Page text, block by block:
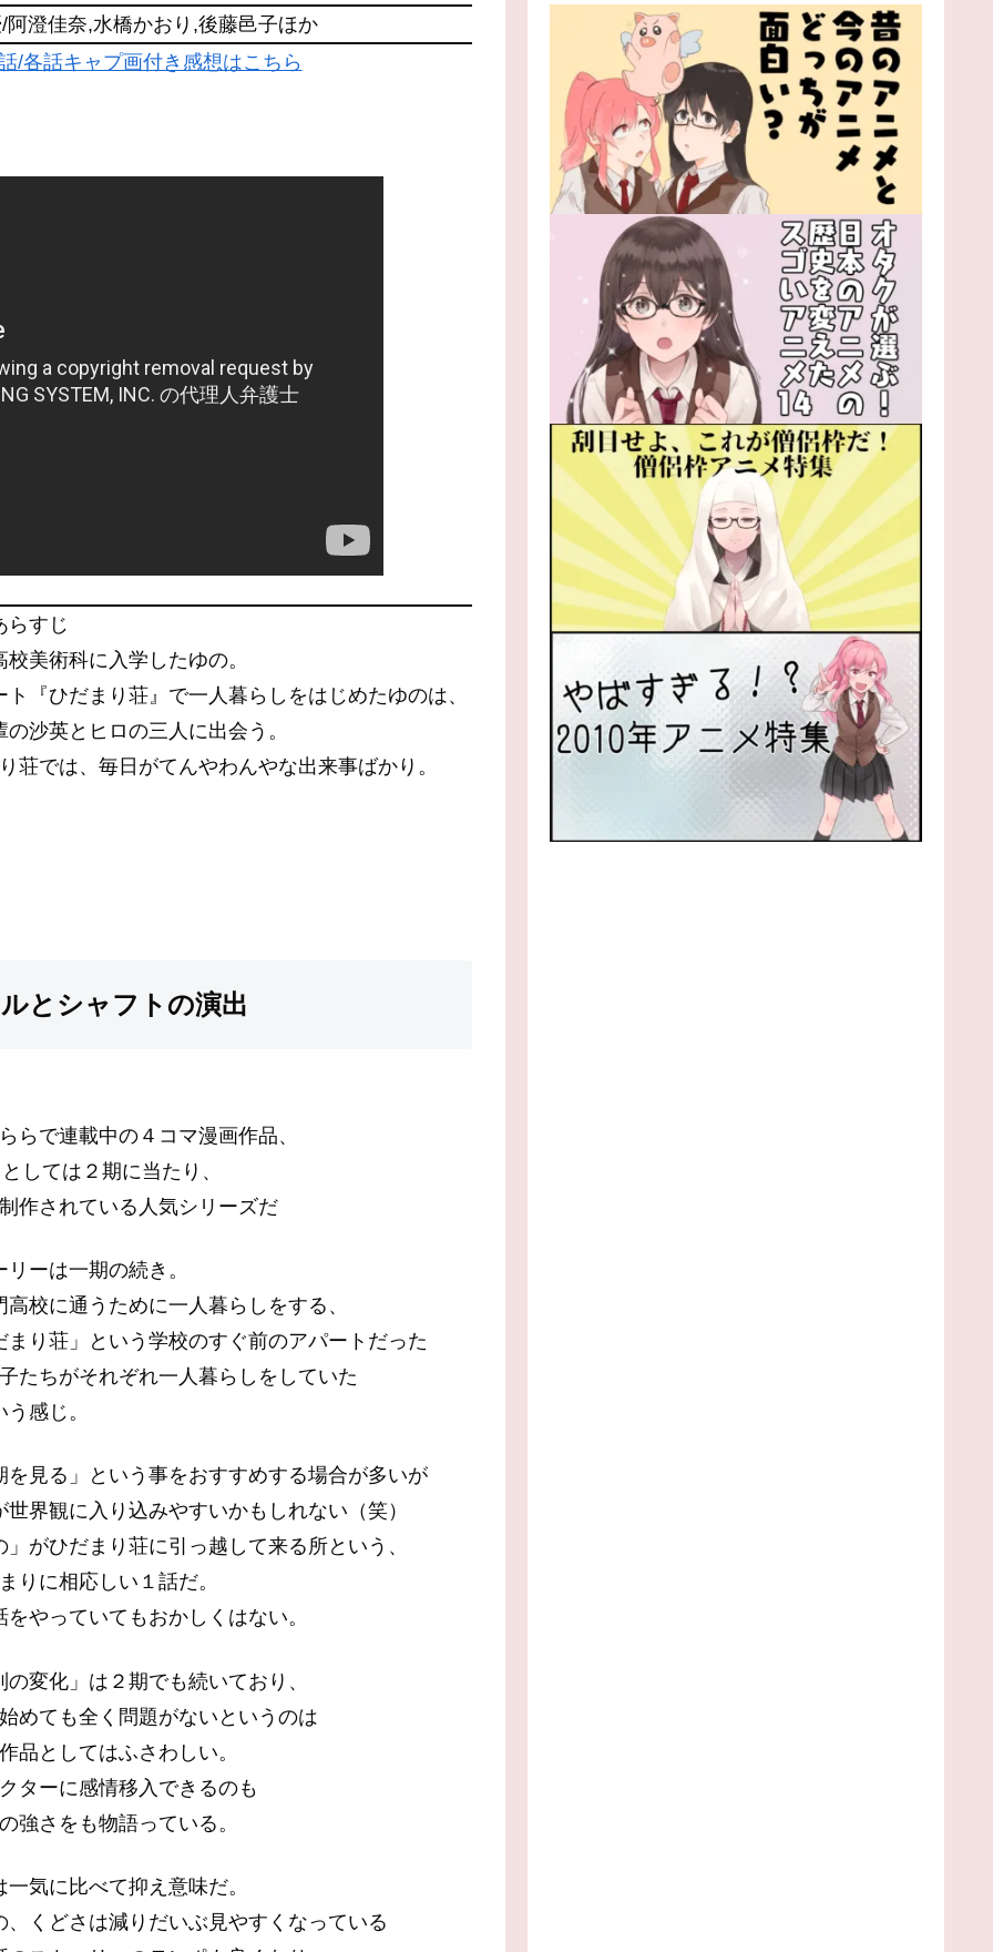
阿澄佳奈,水橋かおり,後藤邑子ほか
/各話キャプ画付き感想はこちら
らすじ
美術科に入学したゆの。
『ひだまり荘』で一人暮らしをはじめたゆのは、
沙英とヒロの三人に出会う。
荘では、毎日がてんやわんやな出来事ばかり。
とシャフトの演出
らで連載中の４コマ漫画作品、
しては２期に当たり、
作されている人気シリーズだ
ーは一期の続き。
校に通うために一人暮らしをする、
り荘」という学校のすぐ前のアパートだった
たちがそれぞれ一人暮らしをしていた
う感じ。
見る」という事をおすすめする場合が多いが
界観に入り込みやすいかもしれない（笑）
がひだまり荘に引っ越して来る所という、
りに相応しい１話だ。
やっていてもおかしくはない。
変化」は２期でも続いており、
めても全く問題がないというのは
品としてはふさわしい。
ターに感情移入できるのも
強さをも物語っている。
気に比べて抑え意味だ。
くどさは減りだいぶ見やすくなっている